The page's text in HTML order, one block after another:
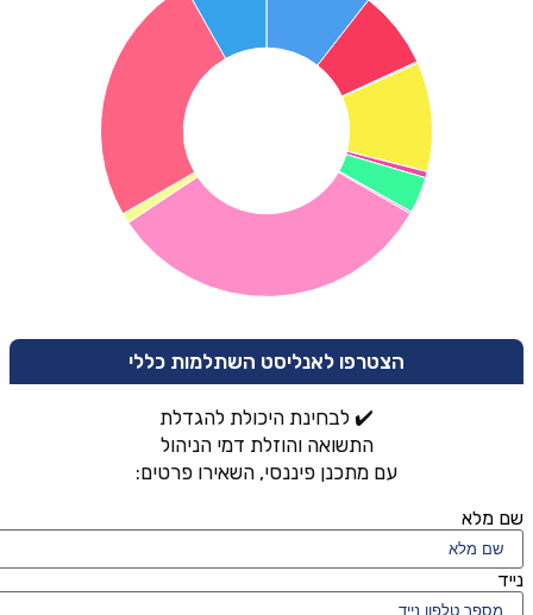
הצטרפו לאנליסט השתלמות כללי
✔️ לבחינת היכולת להגדלת
התשואה והוזלת דמי הניהול
עם מתכנן פיננסי, השאירו פרטים:
שם מלא
נייד